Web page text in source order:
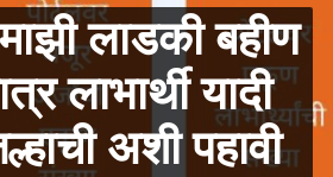
लाडकी बहीण
लाभार्थी यादी
अशी पहावी